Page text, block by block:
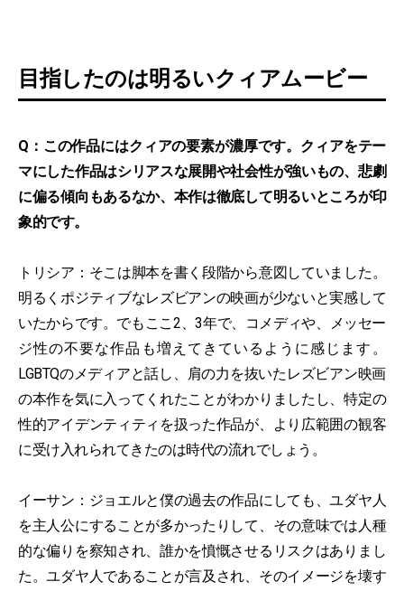
目指したのは明るいクィアムービー
Q：この作品にはクィアの要素が濃厚です。クィアをテー
マにした作品はシリアスな展開や社会性が強いもの、悲劇
に偏る傾向もあるなか、本作は徹底して明るいところが印
象的です。
トリシア：そこは脚本を書く段階から意図していました。
明るくポジティブなレズビアンの映画が少ないと実感して
いたからです。でもここ2、3年で、コメディや、メッセー
ジ性の不要な作品も増えてきているように感じます。
LGBTQのメディアと話し、肩の力を抜いたレズビアン映画
の本作を気に入ってくれたことがわかりましたし、特定の
性的アイデンティティを扱った作品が、より広範囲の観客
に受け入れられてきたのは時代の流れでしょう。
イーサン：ジョエルと僕の過去の作品にしても、ユダヤ人
を主人公にすることが多かったりして、その意味では人種
的な偏りを察知され、誰かを憤慨させるリスクはありまし
た。ユダヤ人であることが言及され、そのイメージを壊す